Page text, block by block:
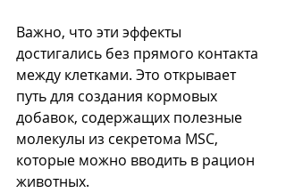
Важно, что эти эффекты
достигались без прямого контакта
между клетками. Это открывает
путь для создания кормовых
добавок, содержащих полезные
молекулы из секретома MSC,
которые можно вводить в рацион
животных.